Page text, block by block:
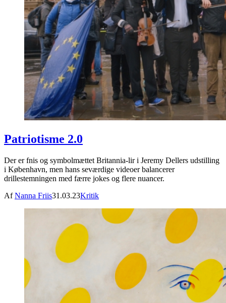
Patriotisme 2.0
Der er fnis og symbolmættet Britannia-lir i Jeremy Dellers udstilling
i København, men hans seværdige videoer balancerer
drillestemningen med færre jokes og flere nuancer.
AfNanna Friis31.03.23Kritik